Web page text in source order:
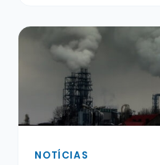
NOTÍCIAS